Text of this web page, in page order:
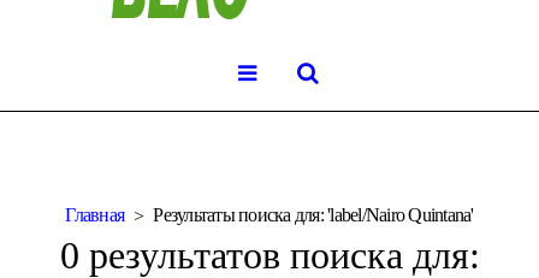
Главная Результаты поиска для: 'label/Nairo Quintana'
0 результатов поиска для: